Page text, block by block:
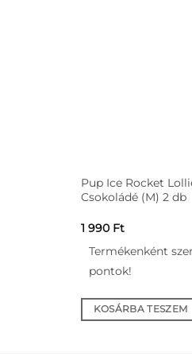
Pup Ice Rocket
Csokoládé (M) 2 db
1 990 Ft
Termékenként
pontok!
KOSÁRBA TESZEM